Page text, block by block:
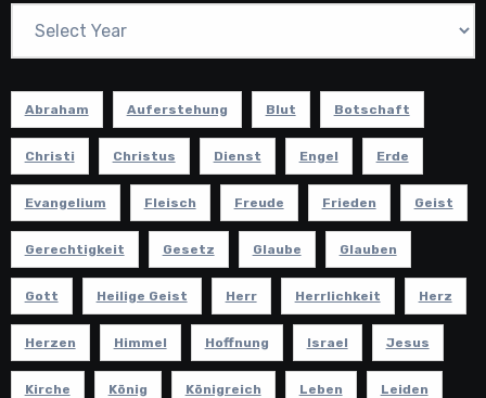
Abraham Auferstehung Blut Botschaft
Christi Christus Dienst Engel Erde
Evangelium Fleisch Freude Frieden Geist
Gerechtigkeit Gesetz Glaube Glauben
Gott Heilige Geist Herr Herrlichkeit Herz
Herzen Himmel Hoffnung Israel Jesus
Kirche König Königreich Leben Leiden